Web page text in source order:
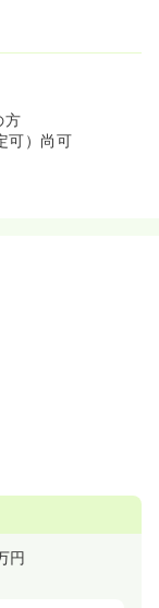
方
可）尚可
円